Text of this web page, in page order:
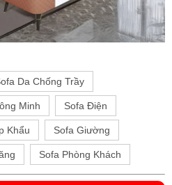
Da Chống Trầy
Minh Sofa Điện
Khẩu Sofa Giường
Sofa Phòng Khách